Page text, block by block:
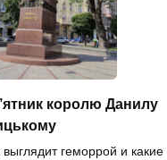
королю Данилу
выглядит геморрой и